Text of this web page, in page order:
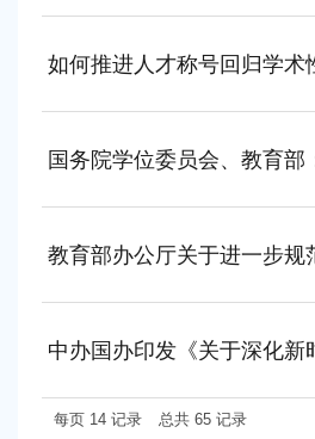
如何推进人才称号回归学术
国务院学位委员会、教育
教育部办公厅关于进一步规
中办国办印发《关于深化
每页 14 记录 总共 65 记录